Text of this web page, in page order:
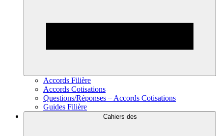
Accords Filière
Accords Cotisations
Questions/Réponses – Accords Cotisations
Guides Filière
Cahiers des